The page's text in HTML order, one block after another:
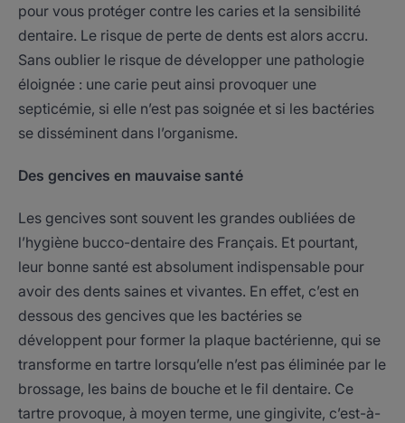
pour vous protéger contre les caries et la sensibilité
dentaire. Le risque de perte de dents est alors accru.
Sans oublier le risque de développer une pathologie
éloignée : une carie peut ainsi provoquer une
septicémie, si elle n’est pas soignée et si les bactéries
se disséminent dans l’organisme.
Des gencives en mauvaise santé
Les gencives sont souvent les grandes oubliées de
l’hygiène bucco-dentaire des Français. Et pourtant,
leur bonne santé est absolument indispensable pour
avoir des dents saines et vivantes. En effet, c’est en
dessous des gencives que les bactéries se
développent pour former la plaque bactérienne, qui se
transforme en tartre lorsqu’elle n’est pas éliminée par le
brossage, les bains de bouche et le fil dentaire. Ce
tartre provoque, à moyen terme, une gingivite, c’est-à-